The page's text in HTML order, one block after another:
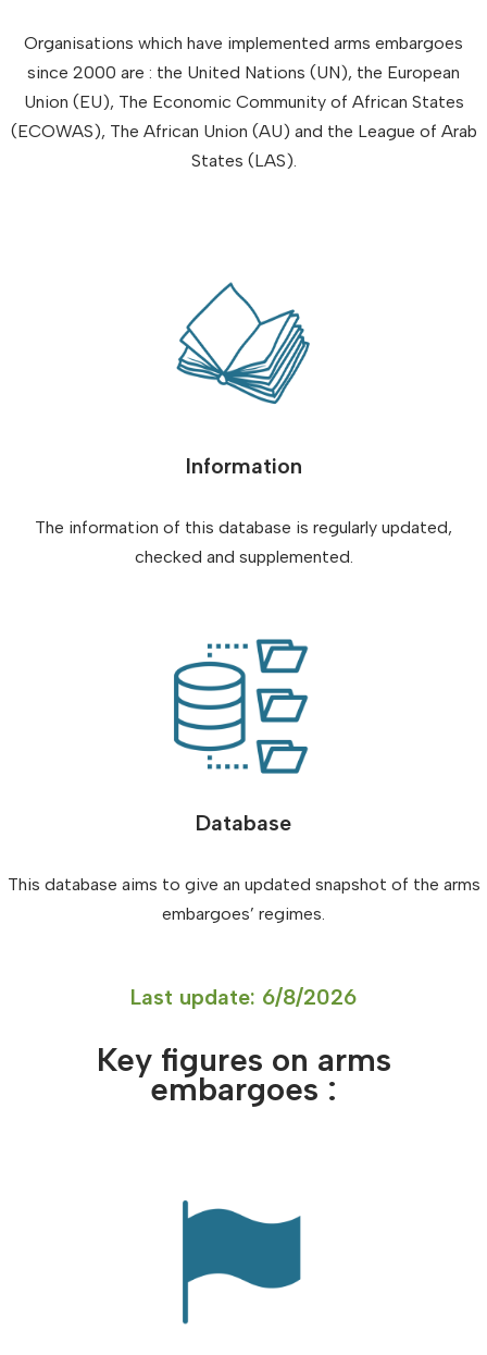
Organisations which have implemented arms embargoes
since 2000 are : the United Nations (UN), the European
Union (EU), The Economic Community of African States
(ECOWAS), The African Union (AU) and the League of Arab
States (LAS).
Information
The information of this database is regularly updated,
checked and supplemented.
Database
This database aims to give an updated snapshot of the arms
embargoes’ regimes.
Last update: 6/8/2026
Key figures on arms
embargoes :